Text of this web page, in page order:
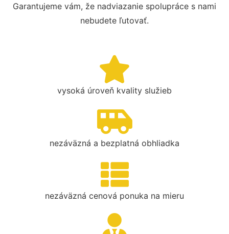
Garantujeme vám, že nadviazanie spolupráce s nami
nebudete ľutovať.
vysoká úroveň kvality služieb
nezáväzná a bezplatná obhliadka
nezáväzná cenová ponuka na mieru